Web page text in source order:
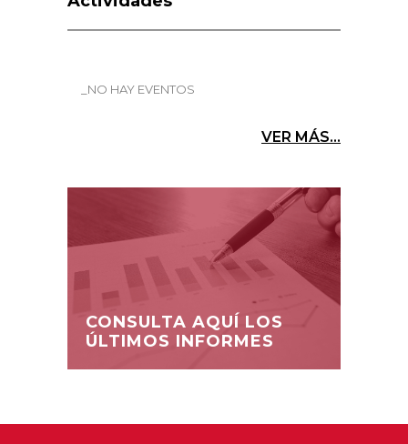
_NO HAY EVENTOS
VER MÁS...
CONSULTA AQUÍ LOS
ÚLTIMOS INFORMES